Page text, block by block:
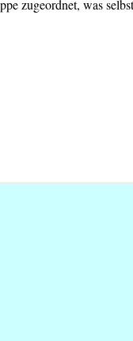
zugeordnet, was